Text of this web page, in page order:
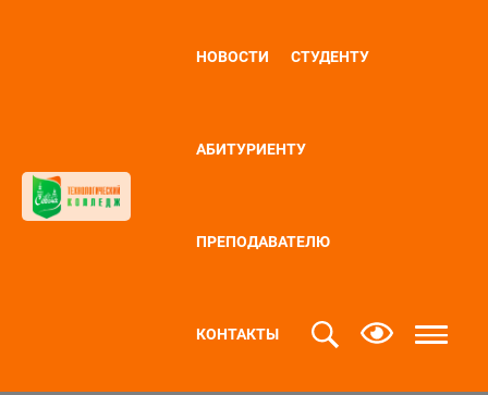
НОВОСТИ СТУДЕНТУ
АБИТУРИЕНТУ
ПРЕПОДАВАТЕЛЮ
КОНТАКТЫ